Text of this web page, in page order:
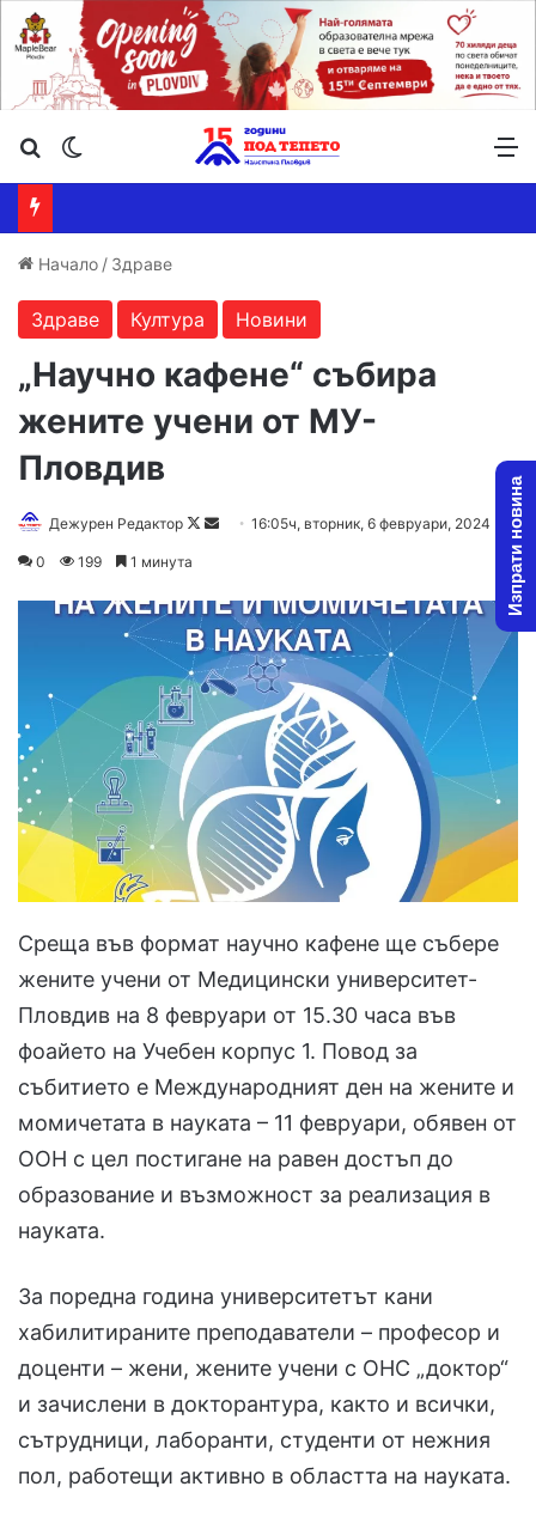
Търсене ...
Начало / Здраве
Здраве Култура Новини
„Научно кафене“ събира
жените учени от МУ-
Пловдив
Дежурен Редактор
Follow
Send16:05ч, вторник, 6 февруари, 2024
0 199 1 минута
Среща във формат научно кафене ще събере
жените учени от Медицински университет-
Пловдив на 8 февруари от 15.30 часа във
фоайето на Учебен корпус 1. Повод за
събитието е Международният ден на жените и
момичетата в науката – 11 февруари, обявен от
ООН с цел постигане на равен достъп до
образование и възможност за реализация в
науката.
За поредна година университетът кани
хабилитираните преподаватели – професор и
доценти – жени, жените учени с ОНС „доктор“
и зачислени в докторантура, както и всички,
сътрудници, лаборанти, студенти от нежния
пол, работещи активно в областта на науката.
Изпрати новина